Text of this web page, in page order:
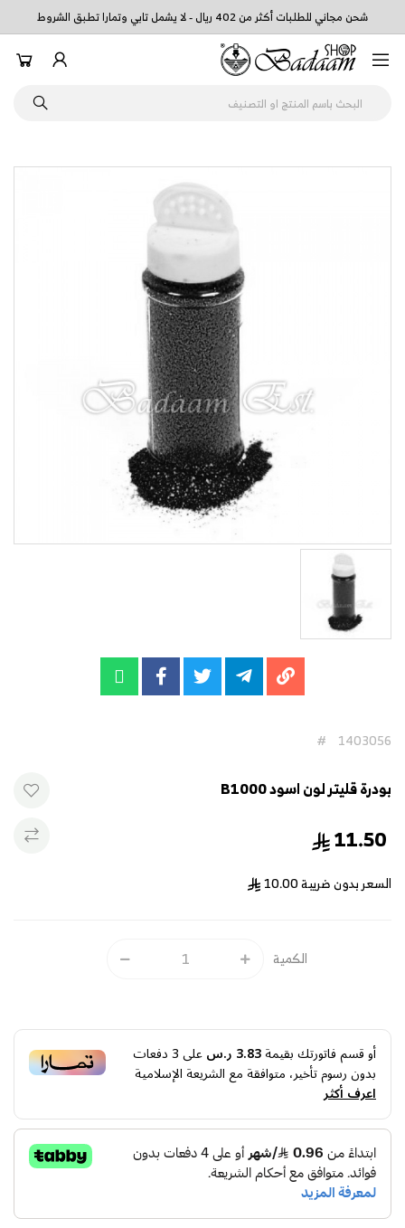
شحن مجاني للطلبات أكثر من 402 ريال - لا يشمل تابي وتمارا تطبق الشروط
1403056
#
بودرة قليتر لون اسود B1000
11.50
السعر بدون ضريبة10.00
الكمية
أو قسم فاتورتك بقيمة3.83 ر.س على3دفعات
بدون رسوم تأخير، متوافقة مع الشريعة الإسلامية
اعرف أكثر